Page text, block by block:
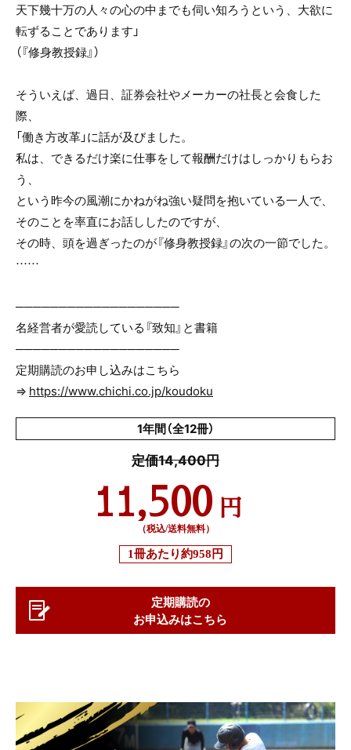
天下幾十万の人々の心の中までも伺い知ろうという、大欲に
転ずることであります」
（『修身教授録』）
そういえば、過日、証券会社やメーカーの社長と会食した
際、
「働き方改革」に話が及びました。
私は、できるだけ楽に仕事をして報酬だけはしっかりもらお
う、
という昨今の風潮にかねがね強い疑問を抱いている一人で、
そのことを率直にお話ししたのですが、
その時、頭を過ぎったのが『修身教授録』の次の一節でした。
……
───────────────────
名経営者が愛読している『致知』と書籍
───────────────────
定期購読のお申し込みはこちら
⇒ https://www.chichi.co.jp/koudoku
1年間（全12冊）
定価14,400円
11,500 円
（税込/送料無料）
1冊あたり約958円
定期購読の
お申込みはこちら